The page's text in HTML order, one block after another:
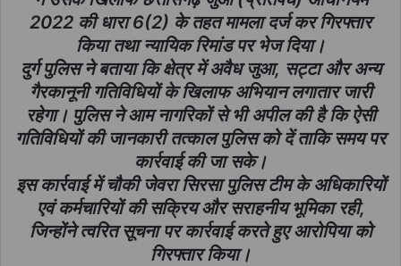
2022 की धारा 6(2) के तहत मामला दर्ज कर गिरफ्तार
किया तथा न्यायिक रिमांड पर भेज दिया।
दुर्ग पुलिस ने बताया कि क्षेत्र में अवैध जुआ, सट्टा और अन्य
गैरकानूनी गतिविधियों के खिलाफ अभियान लगातार जारी
रहेगा। पुलिस ने आम नागरिकों से भी अपील की है कि ऐसी
गतिविधियों की जानकारी तत्काल पुलिस को दें ताकि समय पर
कार्रवाई की जा सके।
इस कार्रवाई में चौकी जेवरा सिरसा पुलिस टीम के अधिकारियों
एवं कर्मचारियों की सक्रिय और सराहनीय भूमिका रही,
जिन्होंने त्वरित सूचना पर कार्रवाई करते हुए आरोपिया को
गिरफ्तार किया।